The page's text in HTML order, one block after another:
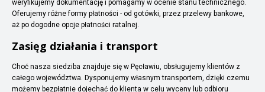
weryfikujemy dokumentację i pomagamy w ocenie stanu technicznego.
Oferujemy różne formy płatności - od gotówki, przez przelewy bankowe,
aż po dogodne opcje płatności ratalnej.
Zasięg działania i transport
Choć nasza siedziba znajduje się w Pęcławiu, obsługujemy klientów z
całego województwa. Dysponujemy własnym transportem, dzięki czemu
możemy bezpłatnie dojechać do klienta w celu wyceny lub odbioru